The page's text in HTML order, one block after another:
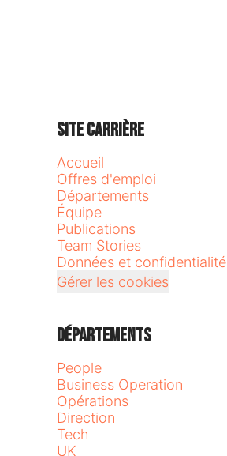
Site carrière
Accueil
Offres d'emploi
Départements
Équipe
Publications
Team Stories
Données et confidentialité
Gérer les cookies
Départements
People
Business Operation
Opérations
Direction
Tech
UK